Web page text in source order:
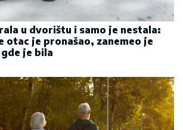
u dvorištu i samo je nestala:
otac je pronašao, zanemeo je
je bila